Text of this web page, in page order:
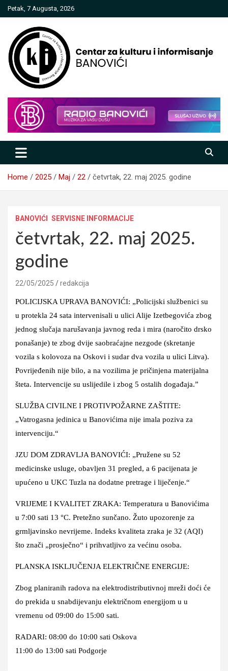
Skip
to
Petak, 7 Augusta, 2026
Centar za kulturu i informisanje
Banovići
Home 2025 Maj 22 četvrtak, 22. maj 2025. godine
BANOVIĆI SERVISNE INFORMACIJE
četvrtak, 22. maj 2025.
godine
22/05/2025 redakcija
POLICIJSKA UPRAVA BANOVIĆI: „Policijski službenici su
u protekla 24 sata intervenisali u ulici Alije Izetbegovića zbog
jednog slučaja narušavanja javnog reda i mira (naročito drsko
ponašanje) te zbog dvije saobraćajne nezgode (skretanje
vozila s kolovoza na Oskovi i sudar dva vozila u ulici Litva).
Povrijeđenih nije bilo, a na vozilima je pričinjena materijalna
šteta. Intervencije su uslijedile i zbog 5 ostalih događaja.”
SLUŽBA CIVILNE I PROTIVPOŽARNE ZAŠTITE:
„Vatrogasna jedinica u Banovićima nije imala poziva za
intervenciju.“
JZU DOM ZDRAVLJA BANOVIĆI: „Pružene su 52
medicinske usluge, obavljen 31 pregled, a 6 pacijenata je
upućeno u UKC Tuzla na dodatne pretrage i liječenje.“
VRIJEME I KVALITET ZRAKA: Temperatura u Banovićima
u 7:00 sati 13 °C. Pretežno sunčano. Žuto upozorenje za
grmljavinsko nevrijeme. Indeks kvaliteta zraka je 32 (AQI)
što znači „prosječno“ i prihvatljivo za većinu osoba.
PLANSKA ISKLJUČENJA ELEKTRIČNE ENERGIJE:
Zbog planiranih radova na elektrodistributivnoj mreži doći će
do prekida u snabdijevanju električnom energijom u u
vremenu od 09:00 do 15:00 sati.
RADARI: 08:00 do 10:00 sati Oskova
11:00 do 13:00 sati Podgorje